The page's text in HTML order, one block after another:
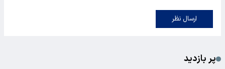
ارسال نظر
پر بازدید